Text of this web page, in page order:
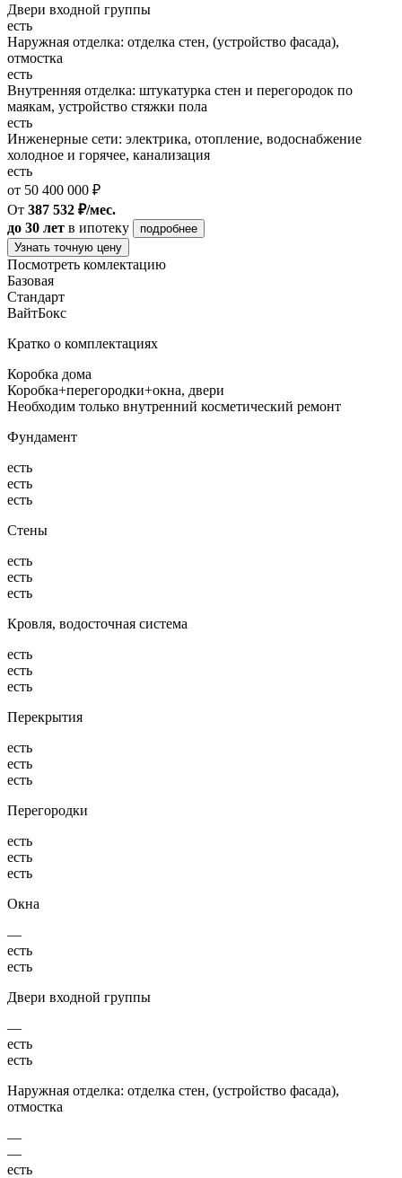
Двери входной группы
есть
Наружная отделка: отделка стен, (устройство фасада),
отмостка
есть
Внутренняя отделка: штукатурка стен и перегородок по
маякам, устройство стяжки пола
есть
Инженерные сети: электрика, отопление, водоснабжение
холодное и горячее, канализация
есть
от 50 400 000 ₽
От 387 532 ₽/мес.
до 30 лет в ипотеку
подробнее
Узнать точную цену
Посмотреть комлектацию
Базовая
Стандарт
ВайтБокс
Кратко о комплектациях
Коробка дома
Коробка+перегородки+окна, двери
Необходим только внутренний косметический ремонт
Фундамент
есть
есть
есть
Стены
есть
есть
есть
Кровля, водосточная система
есть
есть
есть
Перекрытия
есть
есть
есть
Перегородки
есть
есть
есть
Окна
—
есть
есть
Двери входной группы
—
есть
есть
Наружная отделка: отделка стен, (устройство фасада),
отмостка
—
—
есть